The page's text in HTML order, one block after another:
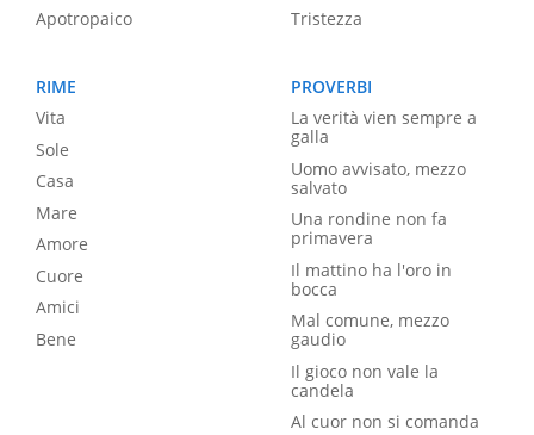
Apotropaico
Tristezza
RIME
Vita
Sole
Casa
Mare
Amore
Cuore
Amici
Bene
PROVERBI
La verità vien sempre a
galla
Uomo avvisato, mezzo
salvato
Una rondine non fa
primavera
Il mattino ha l'oro in
bocca
Mal comune, mezzo
gaudio
Il gioco non vale la
candela
Al cuor non si comanda